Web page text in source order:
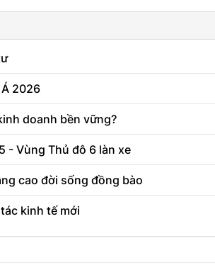
2026
doanh bền vững?
- Vùng Thủ đô 6 làn xe
cao đời sống đồng bào
kinh tế mới